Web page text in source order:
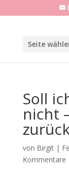
Seite
Soll
nicht
von Birgit|
Kommentare